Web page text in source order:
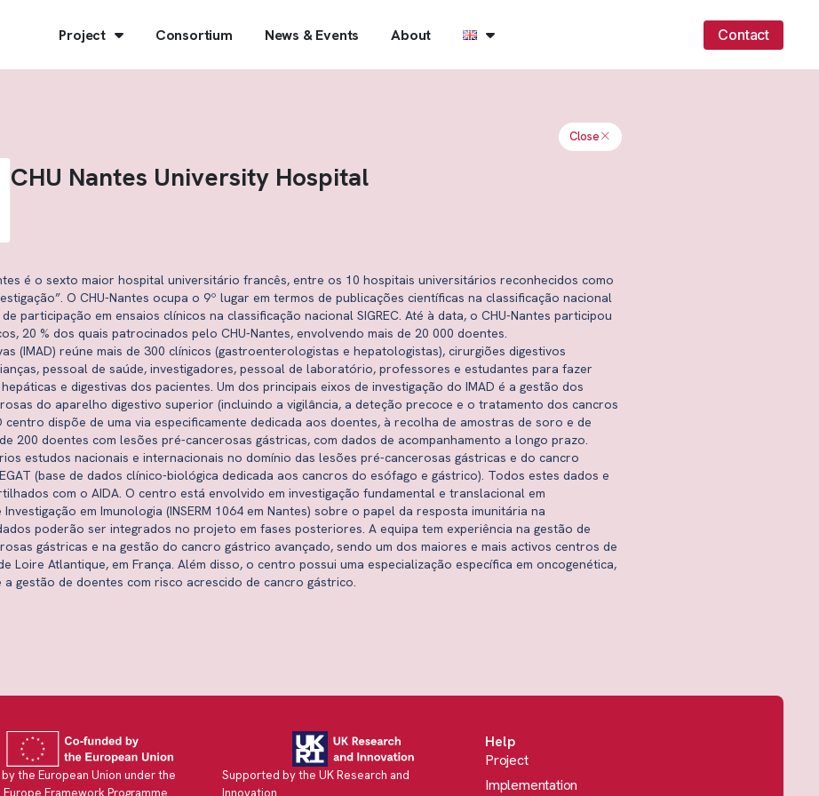
Project Consortium News & Events About Contact
Close
CHU Nantes University Hospital
é o sexto maior hospital universitário francês, entre os 10 hospitais universitários reconhecidos como
O CHU-Nantes ocupa o 9º lugar em termos de publicações científicas na classificação nacional
participação em ensaios clínicos na classificação nacional SIGREC. Até à data, o CHU-Nantes participou
20 % dos quais patrocinados pelo CHU-Nantes, envolvendo mais de 20 000 doentes.
(IMAD) reúne mais de 300 clínicos (gastroenterologistas e hepatologistas), cirurgiões digestivos
pessoal de saúde, investigadores, pessoal de laboratório, professores e estudantes para fazer
e digestivas dos pacientes. Um dos principais eixos de investigação do IMAD é a gestão dos
do aparelho digestivo superior (incluindo a vigilância, a deteção precoce e o tratamento dos cancros
dispõe de uma via especificamente dedicada aos doentes, à recolha de amostras de soro e de
200 doentes com lesões pré-cancerosas gástricas, com dados de acompanhamento a longo prazo.
estudos nacionais e internacionais no domínio das lesões pré-cancerosas gástricas e do cancro
(base de dados clínico-biológica dedicada aos cancros do esófago e gástrico). Todos estes dados e
com o AIDA. O centro está envolvido em investigação fundamental e translacional em
em Imunologia (INSERM 1064 em Nantes) sobre o papel da resposta imunitária na
poderão ser integrados no projeto em fases posteriores. A equipa tem experiência na gestão de
gástricas e na gestão do cancro gástrico avançado, sendo um dos maiores e mais activos centros de
Loire Atlantique, em França. Além disso, o centro possui uma especialização específica em oncogenética,
gestão de doentes com risco acrescido de cancro gástrico.
the European Union under the
Supported by the UK Research and
Help
Project
Implementation